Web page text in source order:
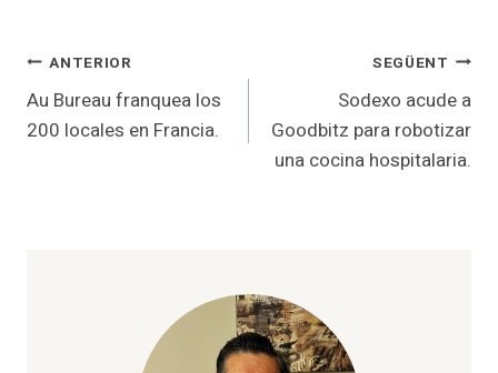
Navegació
d'entrades
ANTERIOR
Au Bureau franquea los
200 locales en Francia.
SEGÜENT
Sodexo acude a
Goodbitz para robotizar
una cocina hospitalaria.